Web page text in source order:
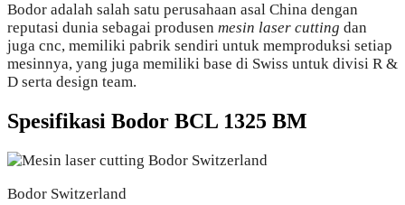
Bodor adalah salah satu perusahaan asal China dengan
reputasi dunia sebagai produsen mesin laser cutting dan
juga cnc, memiliki pabrik sendiri untuk memproduksi setiap
mesinnya, yang juga memiliki base di Swiss untuk divisi R &
D serta design team.
Spesifikasi Bodor BCL 1325 BM
Bodor Switzerland